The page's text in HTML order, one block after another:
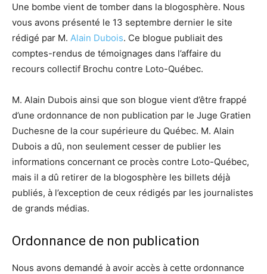
Une bombe vient de tomber dans la blogosphère. Nous
vous avons présenté le 13 septembre dernier le site
rédigé par M. Alain Dubois. Ce blogue publiait des
comptes-rendus de témoignages dans l’affaire du
recours collectif Brochu contre Loto-Québec.
M. Alain Dubois ainsi que son blogue vient d’être frappé
d’une ordonnance de non publication par le Juge Gratien
Duchesne de la cour supérieure du Québec. M. Alain
Dubois a dû, non seulement cesser de publier les
informations concernant ce procès contre Loto-Québec,
mais il a dû retirer de la blogosphère les billets déjà
publiés, à l’exception de ceux rédigés par les journalistes
de grands médias.
Ordonnance de non publication
Nous avons demandé à avoir accès à cette ordonnance